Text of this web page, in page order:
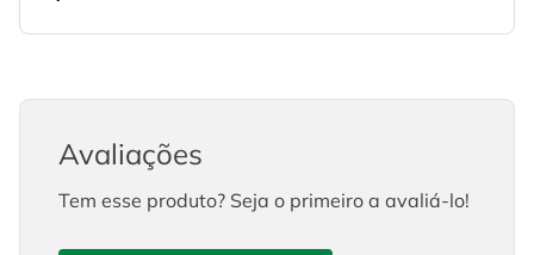
Avaliações
Tem esse produto? Seja o primeiro a avaliá-lo!